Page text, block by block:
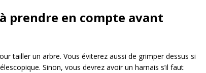
prendre en compte avant
tailler un arbre. Vous éviterez aussi de grimper dessus si
Sinon, vous devrez avoir un harnais s’il faut